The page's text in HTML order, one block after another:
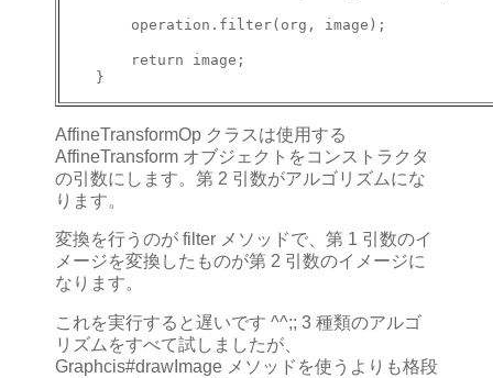
        operation.filter(org, image);
        return image;
    }
AffineTransformOp クラスは使用する
AffineTransform オブジェクトをコンストラクタ
の引数にします。第 2 引数がアルゴリズムにな
ります。
変換を行うのが filter メソッドで、第 1 引数のイ
メージを変換したものが第 2 引数のイメージに
なります。
これを実行すると遅いです ^^;; 3 種類のアルゴ
リズムをすべて試しましたが、
Graphcis#drawImage メソッドを使うよりも格段